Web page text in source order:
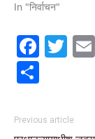
In "निर्वाचन"
Previous article